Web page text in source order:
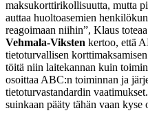
maksukorttirikollisuutta, mutta
auttaa huoltoasemien
reagoimaan niihin”, Klaus
Vehmala-Viksten kertoo, että
tietoturvallisen
töitä niin laitekannan kuin
osoittaa ABC:n toiminnan ja
tietoturvastandardin
suinkaan pääty tähän vaan kyse